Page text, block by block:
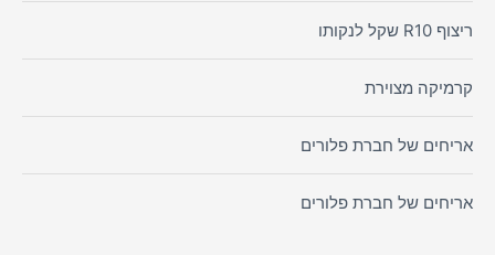
ריצוף R10 שקל לנקותו
קרמיקה מצוירת
אריחים של חברת פלורים
אריחים של חברת פלורים